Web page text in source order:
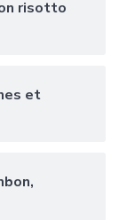
risotto
et